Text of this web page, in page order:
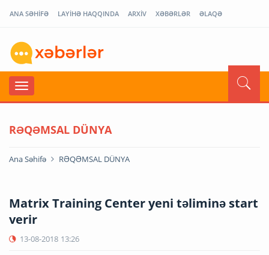
ANA SƏHİFƏ LAYİHƏ HAQQINDA ARXİV XƏBƏRLƏR ƏLAQƏ
RƏQƏMSAL DÜNYA
Ana Səhifə RƏQƏMSAL DÜNYA
Matrix Training Center yeni təliminə start
verir
13-08-2018 13:26